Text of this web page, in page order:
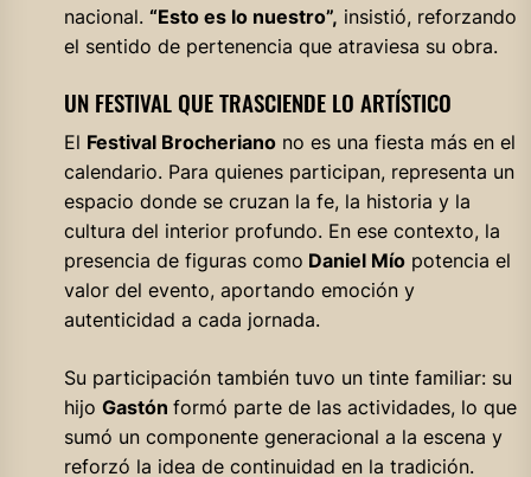
nacional. “Esto es lo nuestro”, insistió, reforzando
el sentido de pertenencia que atraviesa su obra.
UN FESTIVAL QUE TRASCIENDE LO ARTÍSTICO
El Festival Brocherianono es una fiesta más en el
calendario. Para quienes participan, representa un
espacio donde se cruzan la fe, la historia y la
cultura del interior profundo. En ese contexto, la
presencia de figuras como Daniel Míopotencia el
valor del evento, aportando emoción y
autenticidad a cada jornada.
Su participación también tuvo un tinte familiar: su
hijo Gastón formó parte de las actividades, lo que
sumó un componente generacional a la escena y
reforzó la idea de continuidad en la tradición.